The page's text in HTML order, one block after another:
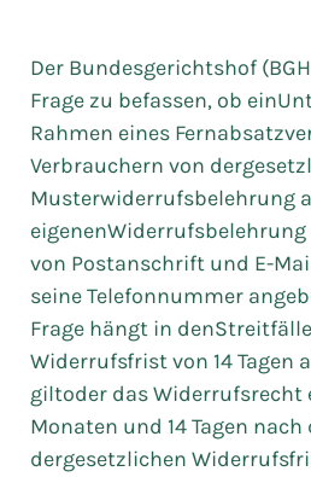
Der Bundesgerichtshof
Frage zu befassen, ob
Rahmen eines
Verbrauchern von
Musterwiderrufsbelehrung
eigenenWiderrufsbelehrung
von Postanschrift und E-
seine Telefonnummer
Frage hängt in
Widerrufsfrist von 14 Tagen
giltoder das Widerrufsrecht
Monaten und 14 Tagen
dergesetzlichen